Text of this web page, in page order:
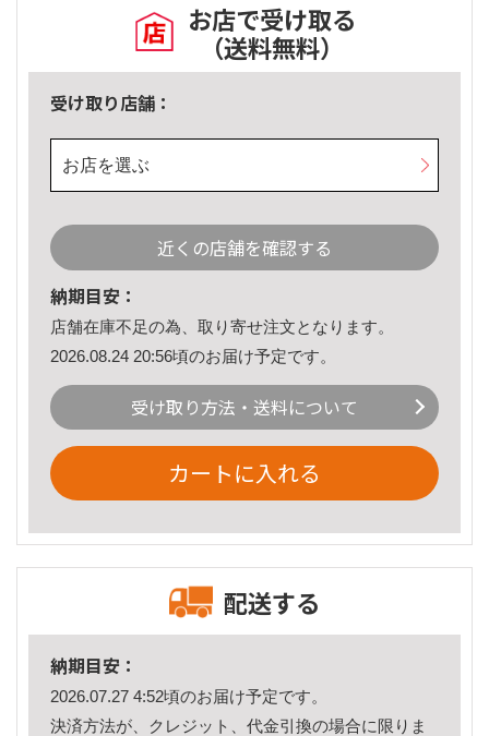
お店で受け取る
（送料無料）
受け取り店舗：
お店を選ぶ
近くの店舗を確認する
納期目安：
店舗在庫不足の為、取り寄せ注文となります。
2026.08.24 20:56頃のお届け予定です。
受け取り方法・送料について
カートに入れる
配送する
納期目安：
2026.07.27 4:52頃のお届け予定です。
決済方法が、クレジット、代金引換の場合に限りま